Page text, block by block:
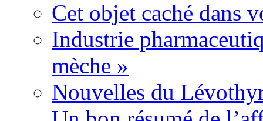
Cet objet caché dans
Industrie
mèche »
Nouvelles du